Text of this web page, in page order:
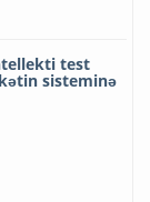
test
sisteminə